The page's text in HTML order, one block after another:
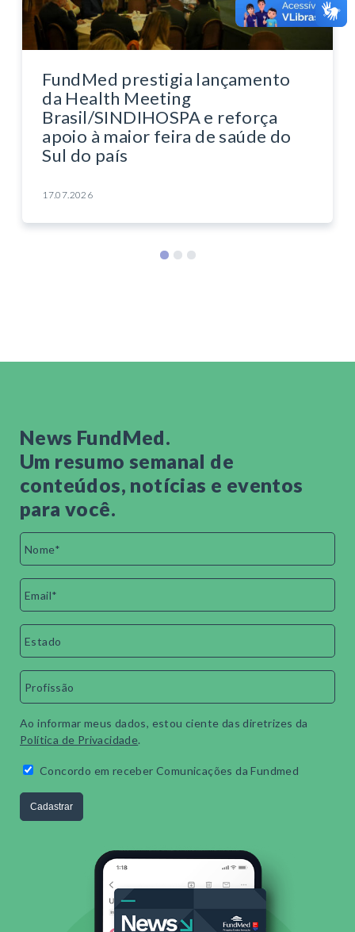
FundMed prestigia lançamento
da Health Meeting
Brasil/SINDIHOSPA e reforça
apoio à maior feira de saúde do
Sul do país
17.07.2026
News FundMed.
Um resumo semanal de
conteúdos, notícias e eventos
para você.
Ao informar meus dados, estou ciente das diretrizes da
Política de Privacidade.
Concordo em receber Comunicações da Fundmed